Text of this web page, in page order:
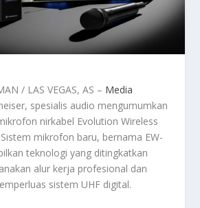
/ LAS VEGAS, AS – Media
spesialis audio mengumumkan
nirkabel Evolution Wireless
mikrofon baru, bernama EW-
teknologi yang ditingkatkan
alur kerja profesional dan
sistem UHF digital.